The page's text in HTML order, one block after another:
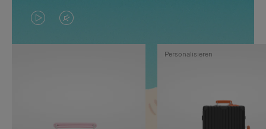
DAS
VIDEO
VIDEO
IST
Personalisieren